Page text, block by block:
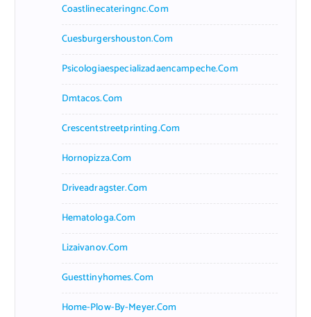
Coastlinecateringnc.com
Cuesburgershouston.com
Psicologiaespecializadaencampeche.com
Dmtacos.com
Crescentstreetprinting.com
Hornopizza.com
Driveadragster.com
Hematologa.com
Lizaivanov.com
Guesttinyhomes.com
Home-Plow-By-Meyer.com